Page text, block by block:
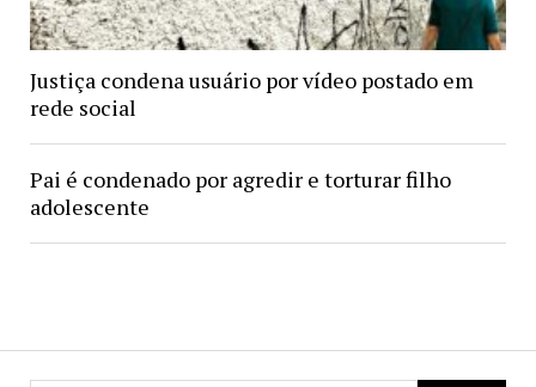
Justiça condena usuário por vídeo postado em
rede social
Pai é condenado por agredir e torturar filho
adolescente